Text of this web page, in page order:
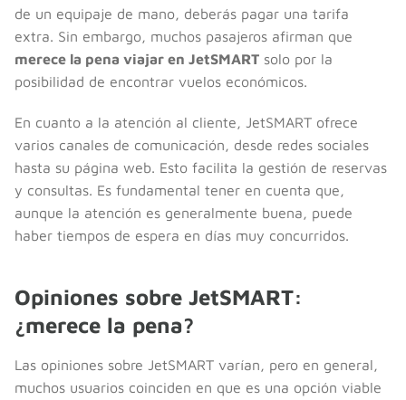
de un equipaje de mano, deberás pagar una tarifa
extra. Sin embargo, muchos pasajeros afirman que
merece la pena viajar en JetSMART solo por la
posibilidad de encontrar vuelos económicos.
En cuanto a la atención al cliente, JetSMART ofrece
varios canales de comunicación, desde redes sociales
hasta su página web. Esto facilita la gestión de reservas
y consultas. Es fundamental tener en cuenta que,
aunque la atención es generalmente buena, puede
haber tiempos de espera en días muy concurridos.
Opiniones sobre JetSMART:
¿merece la pena?
Las opiniones sobre JetSMART varían, pero en general,
muchos usuarios coinciden en que es una opción viable